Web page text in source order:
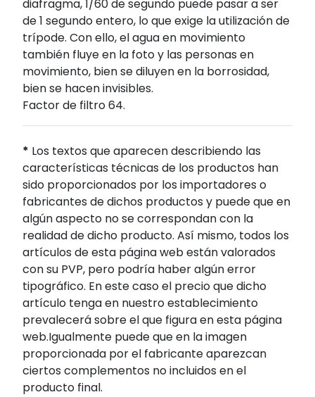
diafragma, 1/60 de segundo puede pasar a ser
de 1 segundo entero, lo que exige la utilización de
trípode. Con ello, el agua en movimiento
también fluye en la foto y las personas en
movimiento, bien se diluyen en la borrosidad,
bien se hacen invisibles.
Factor de filtro 64.
* Los textos que aparecen describiendo las
características técnicas de los productos han
sido proporcionados por los importadores o
fabricantes de dichos productos y puede que en
algún aspecto no se correspondan con la
realidad de dicho producto. Así mismo, todos los
artículos de esta página web están valorados
con su PVP, pero podría haber algún error
tipográfico. En este caso el precio que dicho
artículo tenga en nuestro establecimiento
prevalecerá sobre el que figura en esta página
web.Igualmente puede que en la imagen
proporcionada por el fabricante aparezcan
ciertos complementos no incluidos en el
producto final.